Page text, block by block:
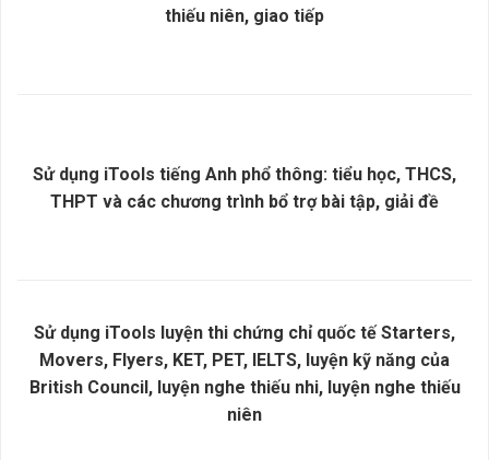
thiếu niên, giao tiếp
Sử dụng iTools tiếng Anh phổ thông: tiểu học, THCS,
THPT và các chương trình bổ trợ bài tập, giải đề
Sử dụng iTools luyện thi chứng chỉ quốc tế Starters,
Movers, Flyers, KET, PET, IELTS, luyện kỹ năng của
British Council, luyện nghe thiếu nhi, luyện nghe thiếu
niên